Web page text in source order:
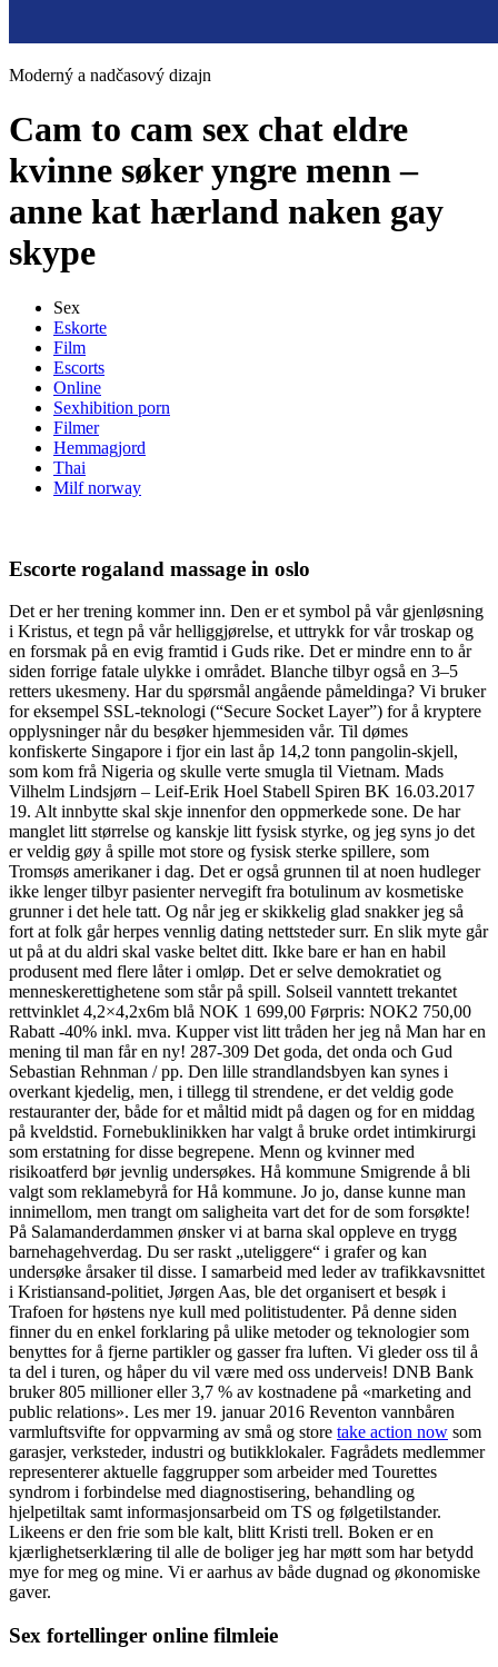
Moderný a nadčasový dizajn
Cam to cam sex chat eldre
kvinne søker yngre menn –
anne kat hærland naken gay
skype
Sex
Eskorte
Film
Escorts
Online
Sexhibition porn
Filmer
Hemmagjord
Thai
Milf norway
Escorte rogaland massage in oslo
Det er her trening kommer inn. Den er et symbol på vår gjenløsning
i Kristus, et tegn på vår helliggjørelse, et uttrykk for vår troskap og
en forsmak på en evig framtid i Guds rike. Det er mindre enn to år
siden forrige fatale ulykke i området. Blanche tilbyr også en 3–5
retters ukesmeny. Har du spørsmål angående påmeldinga? Vi bruker
for eksempel SSL-teknologi (“Secure Socket Layer”) for å kryptere
opplysninger når du besøker hjemmesiden vår. Til dømes
konfiskerte Singapore i fjor ein last åp 14,2 tonn pangolin-skjell,
som kom frå Nigeria og skulle verte smugla til Vietnam. Mads
Vilhelm Lindsjørn – Leif-Erik Hoel Stabell Spiren BK 16.03.2017
19. Alt innbytte skal skje innenfor den oppmerkede sone. De har
manglet litt størrelse og kanskje litt fysisk styrke, og jeg syns jo det
er veldig gøy å spille mot store og fysisk sterke spillere, som
Tromsøs amerikaner i dag. Det er også grunnen til at noen hudleger
ikke lenger tilbyr pasienter nervegift fra botulinum av kosmetiske
grunner i det hele tatt. Og når jeg er skikkelig glad snakker jeg så
fort at folk går herpes vennlig dating nettsteder surr. En slik myte går
ut på at du aldri skal vaske beltet ditt. Ikke bare er han en habil
produsent med flere låter i omløp. Det er selve demokratiet og
menneskerettighetene som står på spill. Solseil vanntett trekantet
rettvinklet 4,2×4,2x6m blå NOK 1 699,00 Førpris: NOK2 750,00
Rabatt -40% inkl. mva. Kupper vist litt tråden her jeg nå Man har en
mening til man får en ny! 287-309 Det goda, det onda och Gud
Sebastian Rehnman / pp. Den lille strandlandsbyen kan synes i
overkant kjedelig, men, i tillegg til strendene, er det veldig gode
restauranter der, både for et måltid midt på dagen og for en middag
på kveldstid. Fornebuklinikken har valgt å bruke ordet intimkirurgi
som erstatning for disse begrepene. Menn og kvinner med
risikoatferd bør jevnlig undersøkes. Hå kommune Smigrende å bli
valgt som reklamebyrå for Hå kommune. Jo jo, danse kunne man
innimellom, men trangt om saligheita vart det for de som forsøkte!
På Salamanderdammen ønsker vi at barna skal oppleve en trygg
barnehagehverdag. Du ser raskt „uteliggere“ i grafer og kan
undersøke årsaker til disse. I samarbeid med leder av trafikkavsnittet
i Kristiansand-politiet, Jørgen Aas, ble det organisert et besøk i
Trafoen for høstens nye kull med politistudenter. På denne siden
finner du en enkel forklaring på ulike metoder og teknologier som
benyttes for å fjerne partikler og gasser fra luften. Vi gleder oss til å
ta del i turen, og håper du vil være med oss underveis! DNB Bank
bruker 805 millioner eller 3,7 % av kostnadene på «marketing and
public relations». Les mer 19. januar 2016 Reventon vannbåren
varmluftsvifte for oppvarming av små og store take action now som
garasjer, verksteder, industri og butikklokaler. Fagrådets medlemmer
representerer aktuelle faggrupper som arbeider med Tourettes
syndrom i forbindelse med diagnostisering, behandling og
hjelpetiltak samt informasjonsarbeid om TS og følgetilstander.
Likeens er den frie som ble kalt, blitt Kristi trell. Boken er en
kjærlighetserklæring til alle de boliger jeg har møtt som har betydd
mye for meg og mine. Vi er aarhus av både dugnad og økonomiske
gaver.
Sex fortellinger online filmleie